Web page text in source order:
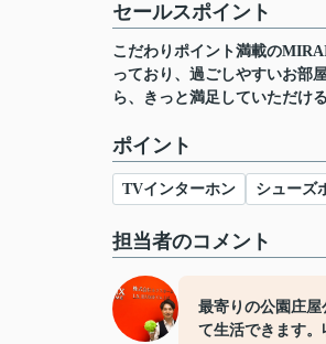
セールスポイント
こだわりポイント満載の
っており、過ごしやすいお部
ら、きっと満足していただけ
ポイント
TVインターホン シューズ
担当者のコメント
最寄りの公園庄
て生活できます